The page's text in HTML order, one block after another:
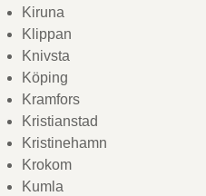
Kiruna
Klippan
Knivsta
Köping
Kramfors
Kristianstad
Kristinehamn
Krokom
Kumla